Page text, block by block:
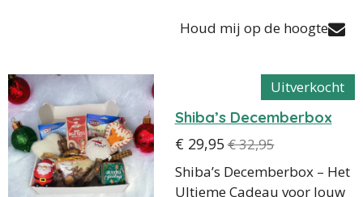
Houd mij op de hoogte
Uitverkocht
Shiba’s Decemberbox
€ 29,95€ 32,95
Shiba’s Decemberbox – Het
Ultieme Cadeau voor Jouw